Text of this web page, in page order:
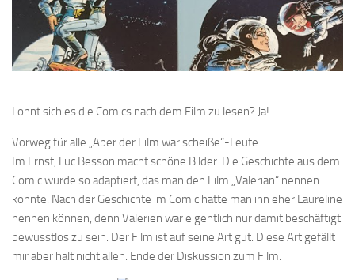
Lohnt sich es die Comics nach dem Film zu lesen? Ja!
Vorweg für alle „Aber der Film war scheiße“-Leute:
Im Ernst, Luc Besson macht schöne Bilder. Die Geschichte aus dem
Comic wurde so adaptiert, das man den Film „Valerian“ nennen
konnte. Nach der Geschichte im Comic hatte man ihn eher Laureline
nennen können, denn Valerien war eigentlich nur damit beschäftigt
bewusstlos zu sein. Der Film ist auf seine Art gut. Diese Art gefällt
mir aber halt nicht allen. Ende der Diskussion zum Film.